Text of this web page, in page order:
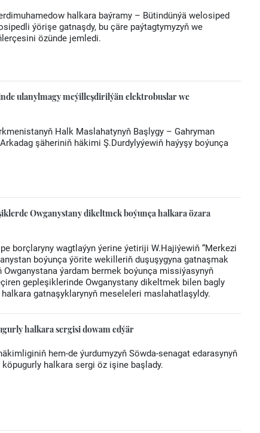
halkara baýramy – Bütindünýä welosiped
ýörişe gatnaşdy, bu çäre paýtagtymyzyň we
özünde jemledi.
ulanylmagy meýilleşdirilýän elektrobuslar we
Halk Maslahatynyň Başlygy – Gahryman
şäheriniň häkimi Ş.Durdylyýewiň haýyşy boýunça
Owganystany dikeltmek boýunça halkara özara
borçlaryny wagtlaýyn ýerine ýetiriji W.Hajiýewiň “Merkezi
boýunça ýörite wekilleriň duşuşygyna gatnaşmak
ýardam bermek boýunça missiýasynyň
gepleşiklerinde Owganystany dikeltmek bilen bagly
gatnaşyklarynyň meseleleri maslahatlaşyldy.
halkara sergisi dowam edýär
hem-de ýurdumyzyň Söwda-senagat edarasynyň
halkara sergi öz işine başlady.